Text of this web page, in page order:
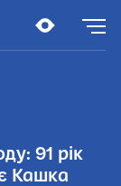
91 рік
Кашка